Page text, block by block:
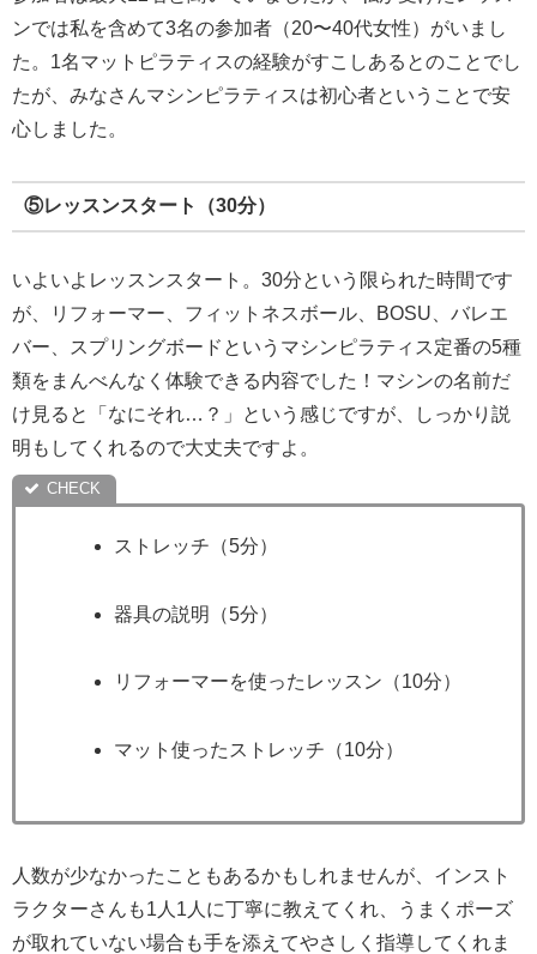
ンでは私を含めて3名の参加者（20〜40代女性）がいまし
た。1名マットピラティスの経験がすこしあるとのことでし
たが、みなさんマシンピラティスは初心者ということで安
心しました。
⑤レッスンスタート（30分）
いよいよレッスンスタート。30分という限られた時間です
が、リフォーマー、フィットネスボール、BOSU、バレエ
バー、スプリングボードというマシンピラティス定番の5種
類をまんべんなく体験できる内容でした！マシンの名前だ
け見ると「なにそれ…？」という感じですが、しっかり説
明もしてくれるので大丈夫ですよ。
ストレッチ（5分）
器具の説明（5分）
リフォーマーを使ったレッスン（10分）
マット使ったストレッチ（10分）
人数が少なかったこともあるかもしれませんが、インスト
ラクターさんも1人1人に丁寧に教えてくれ、うまくポーズ
が取れていない場合も手を添えてやさしく指導してくれま